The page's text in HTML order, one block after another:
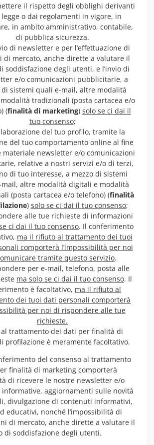
il rispetto degli obblighi derivanti
o dai regolamenti in vigore, in
in ambito amministrativo, contabile,
di pubblica sicurezza.
di newsletter e per l’effettuazione di
di mercato, anche dirette a valutare il
soddisfazione degli utenti, e l’invio di
e/o comunicazioni pubblicitarie, a
di sistemi quali e-mail, altre modalità
tradizionali (posta cartacea e/o
(finalità di marketing) solo se ci dai il
tuo consenso;
del tuo profilo, tramite la
del tuo comportamento online al fine
materiale newsletter e/o comunicazioni
relative a nostri servizi e/o di terzi,
di tuo interesse, a mezzo di sistemi
altre modalità digitali e modalità
(posta cartacea e/o telefono) (finalità
) solo se ci dai il tuo consenso;
alle tue richieste di informazioni
ci dai il tuo consenso. Il conferimento
ma il rifiuto al trattamento dei tuoi
comporterà l’impossibilità per noi
tramite questo servizio.
per e-mail, telefono, posta alle
ma solo se ci dai il tuo consenso. Il
è facoltativo, ma il rifiuto al
dei tuoi dati personali comporterà
per noi di rispondere alle tue
richieste.
al trattamento dei dati per finalità di
profilazione è meramente facoltativo.
del consenso al trattamento
finalità di marketing comporterà
di ricevere le nostre newsletter e/o
aggiornamenti sulle novità
divulgazione di contenuti informativi,
educativi, nonché l’impossibilità di
di mercato, anche dirette a valutare il
di soddisfazione degli utenti.